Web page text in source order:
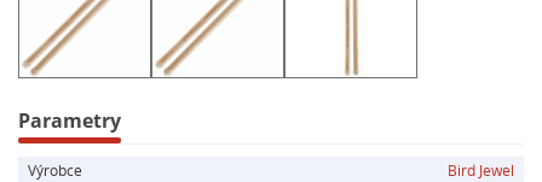
Parametry
Výrobce
Bird Jewel